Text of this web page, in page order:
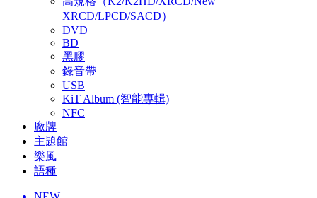
XRCD/LPCD/SACD）
DVD
BD
黑膠
錄音帶
USB
KiT Album (智能專輯)
NFC
廠牌
主題館
樂風
語種